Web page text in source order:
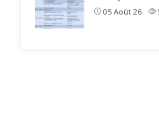
05 Août 26